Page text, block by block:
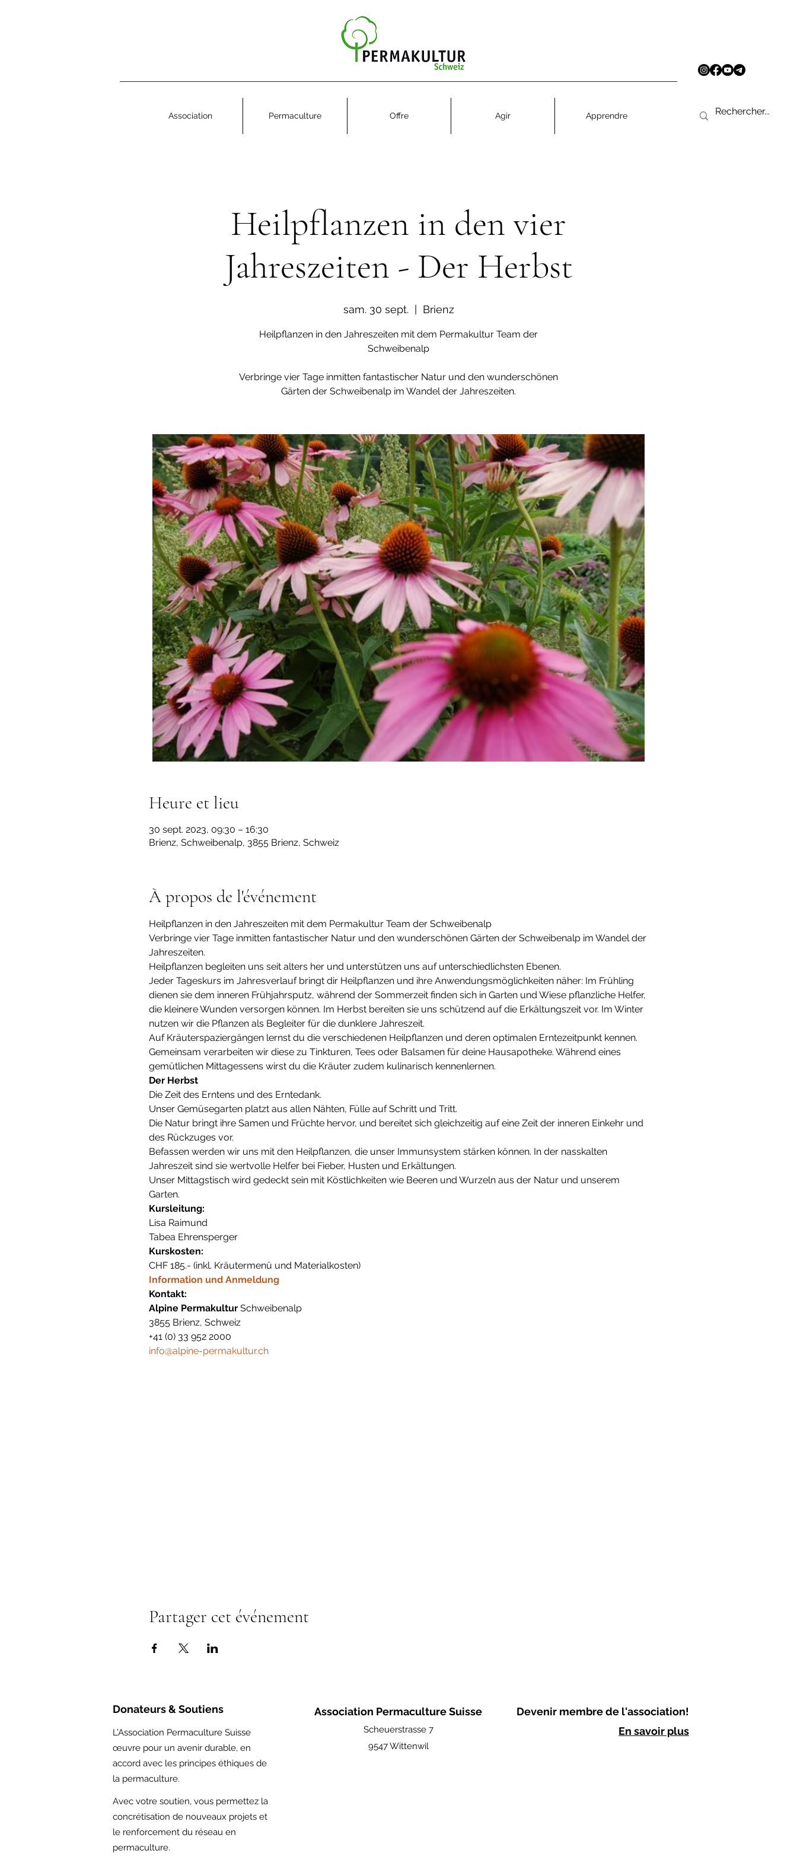
Association Permaculture Offre Agir Apprendre
Heilpflanzen in den vier
Jahreszeiten - Der Herbst
sam. 30 sept.
  |
Brienz
Heilpflanzen in den Jahreszeiten mit dem Permakultur Team der
Schweibenalp
Verbringe vier Tage inmitten fantastischer Natur und den wunderschönen
Gärten der Schweibenalp im Wandel der Jahreszeiten.
Heure et lieu
30 sept. 2023, 09:30 – 16:30
Brienz, Schweibenalp, 3855 Brienz, Schweiz
À propos de l'événement
Heilpflanzen in den Jahreszeiten mit dem Permakultur Team der Schweibenalp
Verbringe vier Tage inmitten fantastischer Natur und den wunderschönen Gärten der Schweibenalp im Wandel der
Jahreszeiten.
Heilpflanzen begleiten uns seit alters her und unterstützen uns auf unterschiedlichsten Ebenen.
Jeder Tageskurs im Jahresverlauf bringt dir Heilpflanzen und ihre Anwendungsmöglichkeiten näher: Im Frühling
dienen sie dem inneren Frühjahrsputz, während der Sommerzeit finden sich in Garten und Wiese pflanzliche Helfer,
die kleinere Wunden versorgen können. Im Herbst bereiten sie uns schützend auf die Erkältungszeit vor. Im Winter
nutzen wir die Pflanzen als Begleiter für die dunklere Jahreszeit.
Auf Kräuterspaziergängen lernst du die verschiedenen Heilpflanzen und deren optimalen Erntezeitpunkt kennen.
Gemeinsam verarbeiten wir diese zu Tinkturen, Tees oder Balsamen für deine Hausapotheke. Während eines
gemütlichen Mittagessens wirst du die Kräuter zudem kulinarisch kennenlernen.
Der Herbst
Die Zeit des Erntens und des Erntedank.
Unser Gemüsegarten platzt aus allen Nähten, Fülle auf Schritt und Tritt.
Die Natur bringt ihre Samen und Früchte hervor, und bereitet sich gleichzeitig auf eine Zeit der inneren Einkehr und
des Rückzuges vor.
Befassen werden wir uns mit den Heilpflanzen, die unser Immunsystem stärken können. In der nasskalten
Jahreszeit sind sie wertvolle Helfer bei Fieber, Husten und Erkältungen.
Unser Mittagstisch wird gedeckt sein mit Köstlichkeiten wie Beeren und Wurzeln aus der Natur und unserem
Garten.
Kursleitung:
Lisa Raimund
Tabea Ehrensperger
Kurskosten:
CHF 185.- (inkl. Kräutermenü und Materialkosten)
Information und Anmeldung
Kontakt:
Alpine Permakultur Schweibenalp
3855 Brienz, Schweiz
info@alpine-permakultur.ch
Partager cet événement
Donateurs & Soutiens
L’Association Permaculture Suisse
œuvre pour un avenir durable, en
accord avec les principes éthiques de
la permaculture.
Avec votre soutien, vous permettez la
concrétisation de nouveaux projets et
le renforcement du réseau en
permaculture.
Association Permaculture Suisse
Scheuerstrasse 7
9547 Wittenwil
Devenir membre de l'association!
En savoir plus